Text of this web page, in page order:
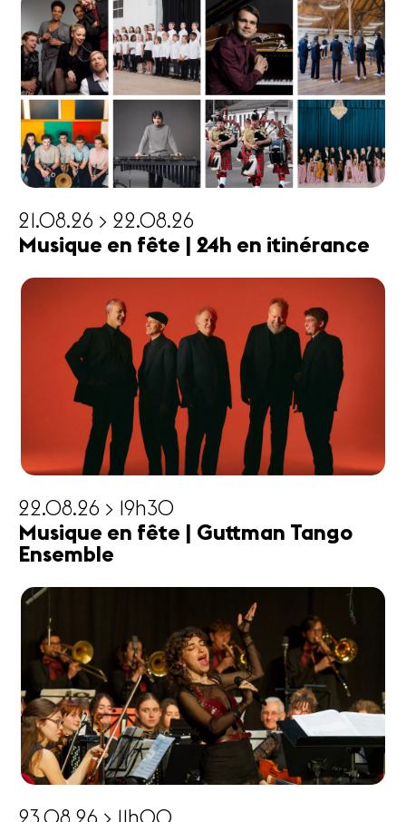
21.08.26 > 22.08.26
Musique en fête | 24h en itinérance
22.08.26 > 19h30
Musique en fête | Guttman Tango
Ensemble